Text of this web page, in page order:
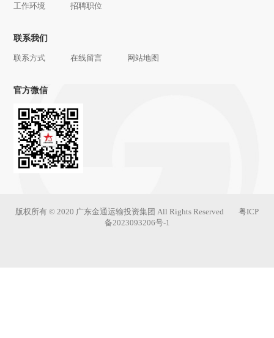
工作环境 招聘职位
联系我们
联系方式 在线留言 网站地图
官方微信
版权所有 © 2020 广东金通运输投资集团 All Rights Reserved 粤ICP
备2023093206号-1